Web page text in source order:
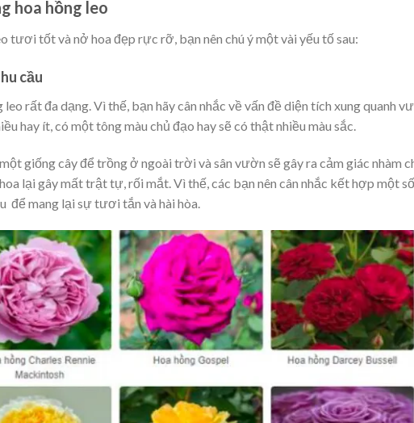
hoa hồng leo
tươi tốt và nở hoa đẹp rực rỡ, bạn nên chú ý một vài yếu tố sau:
cầu
leo rất đa dạng. Vì thế, bạn hãy cân nhắc về vấn đề diện tích xung quanh
hay ít, có một tông màu chủ đạo hay sẽ có thật nhiều màu sắc.
giống cây để trồng ở ngoài trời và sân vườn sẽ gây ra cảm giác nhàm
hoa lại gây mất trật tự, rối mắt. Vì thế, các bạn nên cân nhắc kết hợp một số
để mang lại sự tươi tắn và hài hòa.